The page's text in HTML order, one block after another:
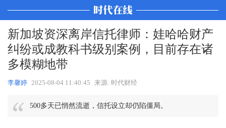
新加坡资深离岸信托律师：娃哈哈财产
纠纷或成教科书级别案例，目前存在诸
多模糊地带
李馨婷 2025-08-04 11:40:45 来源: 时代财经
500多天已悄然流逝，信托设立却仍陷僵局。